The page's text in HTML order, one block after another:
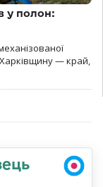
у полон:
Харківщину — край,